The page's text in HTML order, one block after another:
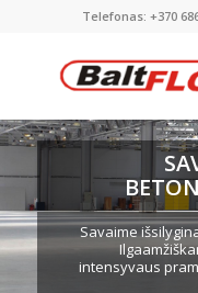
Telefonas: +370
Savaime
intensyvaus